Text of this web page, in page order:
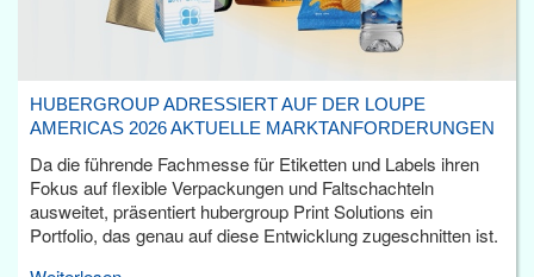
HUBERGROUP ADRESSIERT AUF DER LOUPE
AMERICAS 2026 AKTUELLE MARKTANFORDERUNGEN
Da die führende Fachmesse für Etiketten und Labels ihren
Fokus auf flexible Verpackungen und Faltschachteln
ausweitet, präsentiert hubergroup Print Solutions ein
Portfolio, das genau auf diese Entwicklung zugeschnitten ist.